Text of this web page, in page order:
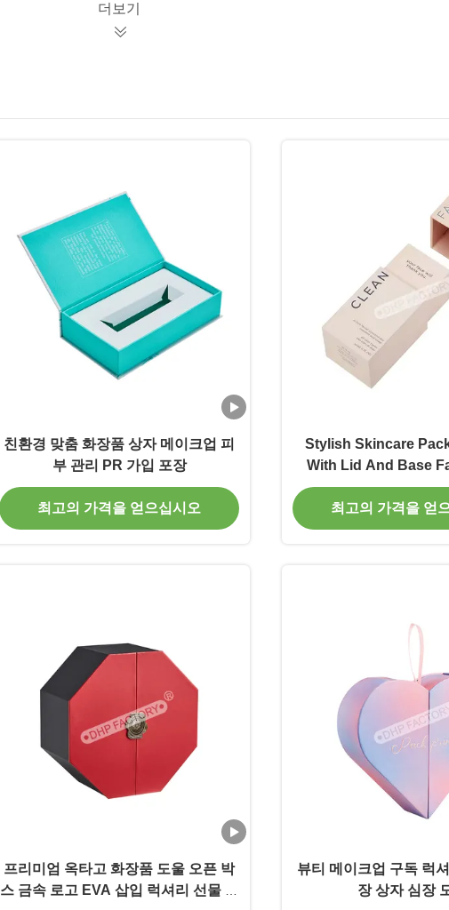
더보기
친환경 맞춤 화장품 상자 메이크업 피
부 관리 PR 가입 포장
최고의 가격을 얻으십시오
Stylish Skincare
With Lid And Base
Cosmetic Gift
최고의 가격을 얻
프리미엄 옥타고 화장품 도울 오픈 박
스 금속 로고 EVA 삽입 럭셔리 선물 상
뷰티 메이크업 구독 럭
장 상자 심장